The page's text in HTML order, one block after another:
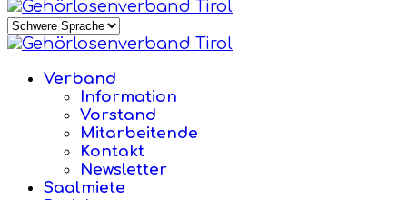
Verband
Information
Vorstand
Mitarbeitende
Kontakt
Newsletter
Saalmiete